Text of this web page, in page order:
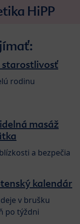
HiPP
starostlivosť
rodinu
masáž
a bezpečia
kalendár
v brušku
po týždni